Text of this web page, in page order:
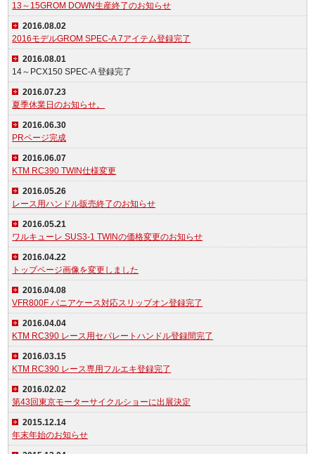
13～15GROM DOWN生産終了のお知らせ
2016.08.02
2016モデルGROM SPEC-A 7アイテム登録完了
2016.08.01
14～PCX150 SPEC-A 登録完了
2016.07.23
夏季休業日のお知らせ。
2016.06.30
PRページ完成
2016.06.07
KTM RC390 TWIN仕様変更
2016.05.26
レース用ハンドル販売終了のお知らせ
2016.05.21
ワルキューレ SUS3-1 TWINの価格変更のお知らせ
2016.04.22
トップページ画像を変更しました
2016.04.08
VFR800F パニアケース対応スリップオン登録完了
2016.04.04
KTM RC390 レース用セパレートハンドル登録間完了
2016.03.15
KTM RC390 レース専用フルエキ登録完了
2016.02.02
第43回東京モーターサイクルショーに出展決定
2015.12.14
年末年始のお知らせ